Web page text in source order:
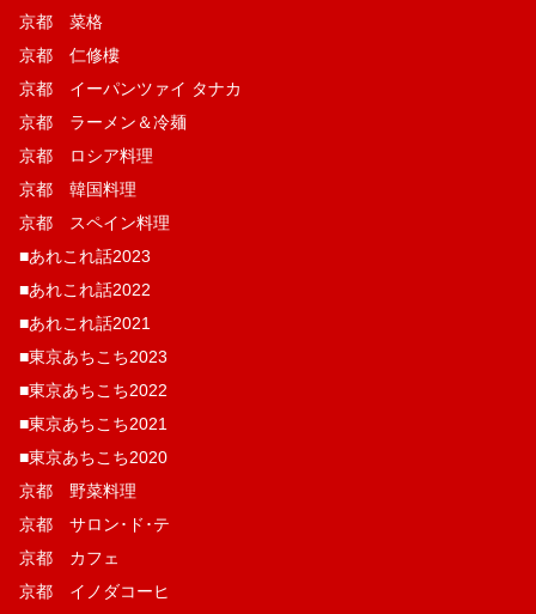
京都 菜格
京都 仁修樓
京都 イーパンツァイ タナカ
京都 ラーメン＆冷麺
京都 ロシア料理
京都 韓国料理
京都 スペイン料理
■あれこれ話2023
■あれこれ話2022
■あれこれ話2021
■東京あちこち2023
■東京あちこち2022
■東京あちこち2021
■東京あちこち2020
京都 野菜料理
京都 サロン･ド･テ
京都 カフェ
京都 イノダコーヒ